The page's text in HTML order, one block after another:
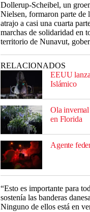
Dollerup-Scheibel, un
Nielsen, formaron parte de
atrajo a casi una cuarta
marchas de solidaridad en
territorio de Nunavut,
RELACIONADOS
EEUU
Islámico
Ola invernal
en Florida
Agente
“Esto es importante para
sostenía las banderas
Ninguno de ellos está en